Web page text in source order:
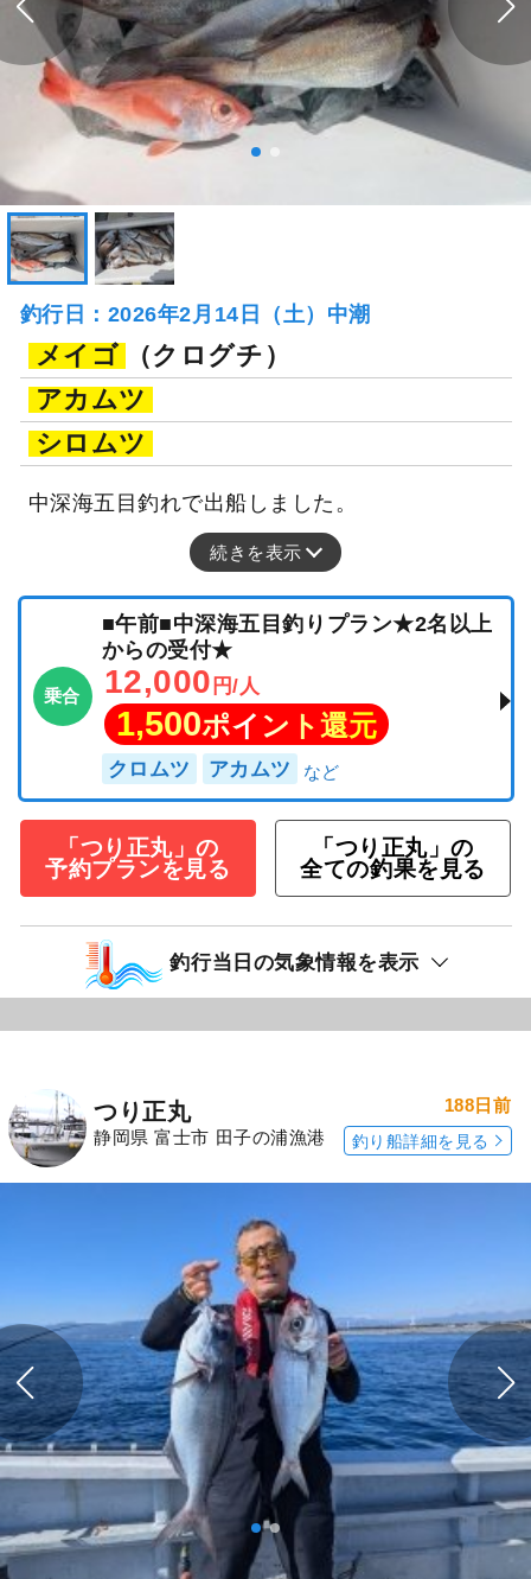
釣行日：2026年2月14日（土）中潮
メイゴ
（クログチ）
アカムツ
シロムツ
中深海五目釣れで出船しました。
続きを表示
乗合
■午前■中深海五目釣りプラン★2名以上
からの受付★
12,000 円/人
1,500ポイント還元
クロムツ アカムツ
「つり正丸」の
予約プランを見る
「つり正丸」の
全ての釣果を見る
釣行当日の気象情報を表示
つり正丸
静岡県 富士市 田子の浦漁港
188日前
釣り船詳細を見る